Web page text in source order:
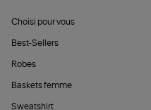
Choisi pour vous
Best-Sellers
Robes
Baskets femme
Sweatshirt